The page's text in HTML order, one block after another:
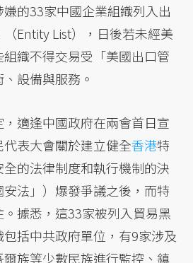
的33家中國企業組織列入出
Entity List），日後若未經美
織不得交易受「美國出口管
設備與服務。
適逢中國政府在兩會首日宣
表大會關於建立健全香港特
的法律制度和執行機制的決
法」）爆發爭議之後，而特
據悉，這33家被列入貿易黑
括中共政府單位，有9家涉及
族等少數民族進行監控、鎮